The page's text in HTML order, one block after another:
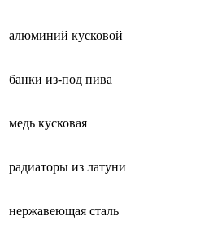
алюминий кусковой
банки из-под пива
медь кусковая
радиаторы из латуни
нержавеющая сталь